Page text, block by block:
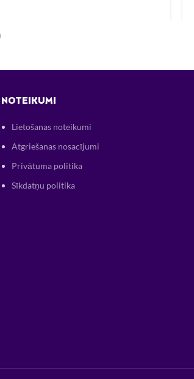
NOTEIKUMI
Lietošanas noteikumi
Atgriešanas nosacījumi
Privātuma politika
Sīkdatņu politika